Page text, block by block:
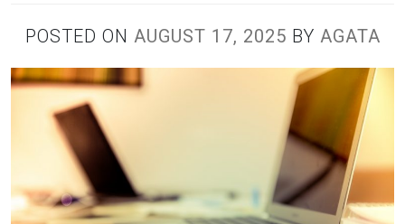
POSTED ON AUGUST 17, 2025 BY AGATA